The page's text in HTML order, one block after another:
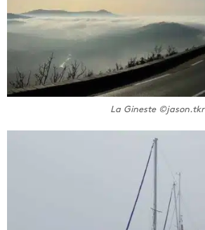
La Gineste ©jason.tkr